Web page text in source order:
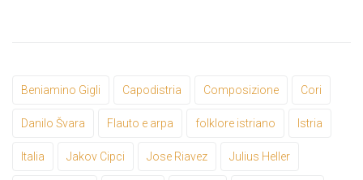
Beniamino Gigli Capodistria Composizione Cori
Danilo Švara Flauto e arpa folklore istriano Istria
Italia Jakov Cipci Jose Riavez Julius Heller